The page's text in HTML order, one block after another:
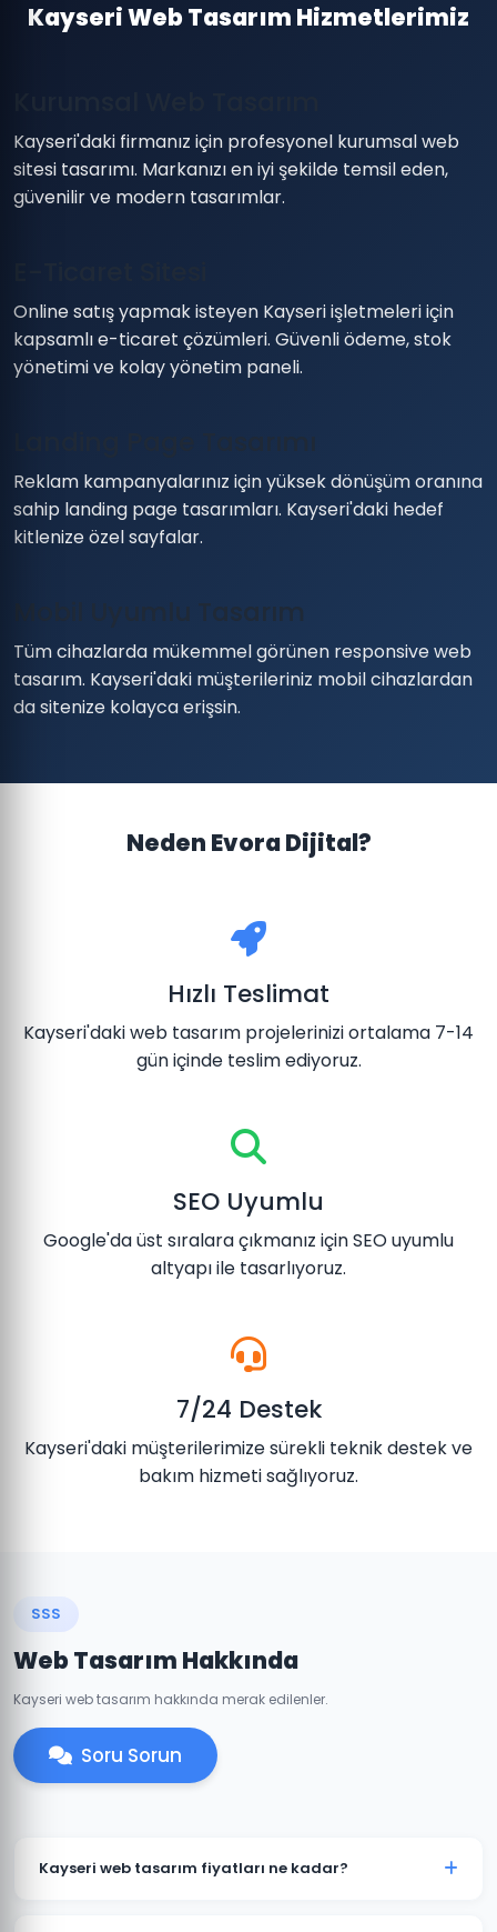
Kayseri Web Tasarım Hizmetlerimiz
Kayseri'daki firmanız için profesyonel kurumsal web
sitesi tasarımı. Markanızı en iyi şekilde temsil eden,
güvenilir ve modern tasarımlar.
Online satış yapmak isteyen Kayseri işletmeleri için
kapsamlı e-ticaret çözümleri. Güvenli ödeme, stok
yönetimi ve kolay yönetim paneli.
Reklam kampanyalarınız için yüksek dönüşüm oranına
sahip landing page tasarımları. Kayseri'daki hedef
kitlenize özel sayfalar.
Mobil Uyumlu Tasarım
Tüm cihazlarda mükemmel görünen responsive web
tasarım. Kayseri'daki müşterileriniz mobil cihazlardan
da sitenize kolayca erişsin.
Neden Evora Dijital?
Hızlı Teslimat
Kayseri'daki web tasarım projelerinizi ortalama 7-14
gün içinde teslim ediyoruz.
SEO Uyumlu
Google'da üst sıralara çıkmanız için SEO uyumlu
altyapı ile tasarlıyoruz.
7/24 Destek
Kayseri'daki müşterilerimize sürekli teknik destek ve
bakım hizmeti sağlıyoruz.
SSS
Web Tasarım Hakkında
Kayseri web tasarım hakkında merak edilenler.
Soru Sorun
Kayseri web tasarım fiyatları ne kadar?